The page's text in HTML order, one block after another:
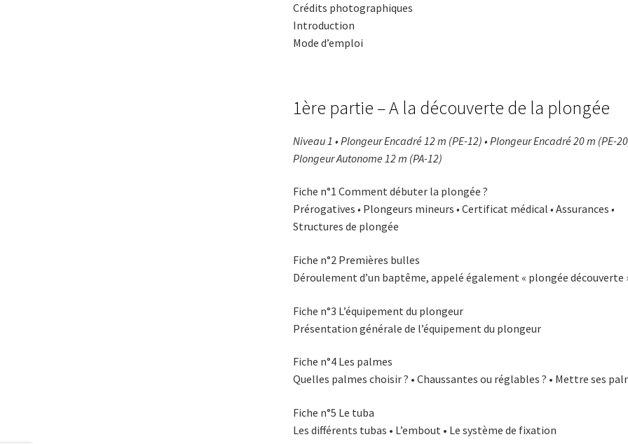
Crédits photographiques
Introduction
Mode d’emploi
1ère partie – A la découverte de la plongée
Niveau 1 • Plongeur Encadré 12 m (PE-12) • Plongeur Encadré 20 m (PE-
Plongeur Autonome 12 m (PA-12)
Fiche n°1 Comment débuter la plongée ?
Prérogatives • Plongeurs mineurs • Certificat médical • Assurances •
Structures de plongée
Fiche n°2 Premières bulles
Déroulement d’un baptême, appelé également « plongée découverte
Fiche n°3 L’équipement du plongeur
Présentation générale de l’équipement du plongeur
Fiche n°4 Les palmes
Quelles palmes choisir ? • Chaussantes ou réglables ? • Mettre ses
Fiche n°5 Le tuba
Les différents tubas • L’embout • Le système de fixation